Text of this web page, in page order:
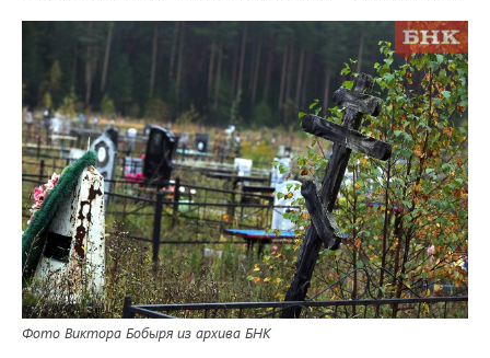
Фото Виктора Бобыря из архива БНК